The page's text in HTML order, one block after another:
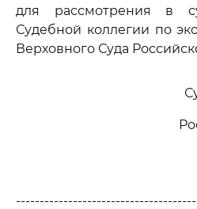
для рассмотрения в
Судебной коллегии по
Верховного Суда